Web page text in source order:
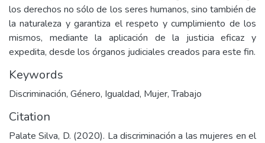
los derechos no sólo de los seres humanos, sino también de
la naturaleza y garantiza el respeto y cumplimiento de los
mismos, mediante la aplicación de la justicia eficaz y
expedita, desde los órganos judiciales creados para este fin.
Keywords
Discriminación, Género, Igualdad, Mujer,Trabajo
Citation
Palate Silva, D. (2020). La discriminación a las mujeres en el